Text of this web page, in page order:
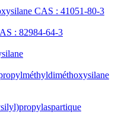
CAS : 41051-80-3
: 82984-64-3